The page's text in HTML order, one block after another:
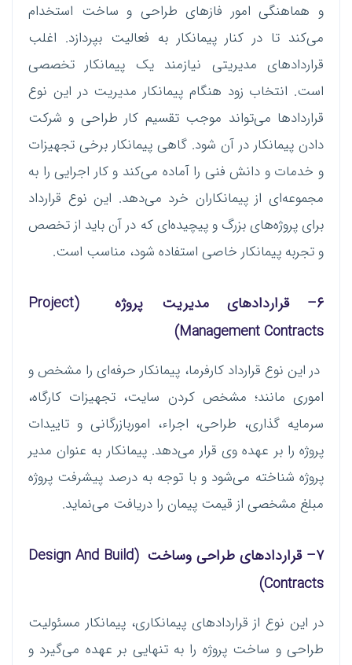
و هماهنگی امور فازهای طراحی و ساخت استخدام
می‌کند تا در کنار پیمانکار به فعالیت بپردازد. اغلب
قراردادهای مدیریتی نیازمند یک پیمانکار تخصصی
است. انتخاب زود هنگام پیمانکار مدیریت در این نوع
قراردادها می‌تواند موجب تقسیم کار طراحی و شرکت
دادن پیمانکار در آن شود. گاهی پیمانکار برخی تجهیزات
و خدمات و دانش فنی را آماده می‌کند و کار اجرایی را به
مجموعه‌ای از پیمانکاران خرد می‌دهد. این نوع قرارداد
برای پروژه‌های بزرگ و پیچیده‌ای که در آن باید از تخصص
و تجربه پیمانکار خاصی استفاده شود، مناسب است.
۶–قراردادهای مدیریت پروژه
(Project
Management Contracts)
در این نوع قرارداد کارفرما، پیمانکار حرفه‌ای را مشخص و
اموری مانند؛ مشخص کردن سایت، تجهیزات کارگاه،
سرمایه گذاری، طراحی، اجراء، اموربازرگانی و تاییدات
پروژه را بر عهده وی قرار می‌دهد. پیمانکار به عنوان مدیر
پروژه شناخته می‌شود و با توجه به درصد پیشرفت پروژه
مبلغ مشخصی از قیمت پیمان را دریافت می‌نماید.
۷–قراردادهای طراحی وساخت
(Design And Build
Contracts)
در این نوع از قراردادهای پیمانکاری، پیمانکار مسئولیت
طراحی و ساخت پروژه را به تنهایی بر عهده می‌گیرد و